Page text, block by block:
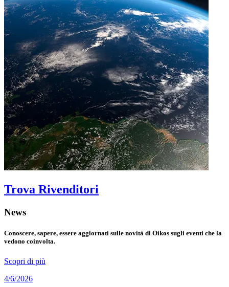
Trova Rivenditori
News
Conoscere, sapere, essere aggiornati sulle novità di Oikos sugli eventi che la
vedono coinvolta.
Scopri di più
4/6/2026